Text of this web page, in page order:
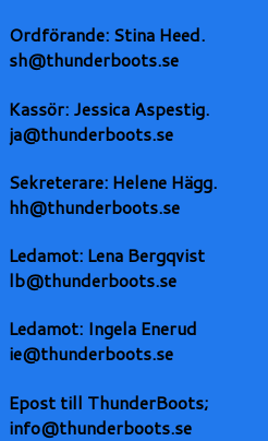
Ordförande: Stina Heed.
sh@thunderboots.se
Kassör: Jessica Aspestig.
ja@thunderboots.se
Sekreterare: Helene Hägg.
hh@thunderboots.se
Ledamot: Lena Bergqvist
lb@thunderboots.se
Ledamot: Ingela Enerud
ie@thunderboots.se
Epost till ThunderBoots;
info@thunderboots.se